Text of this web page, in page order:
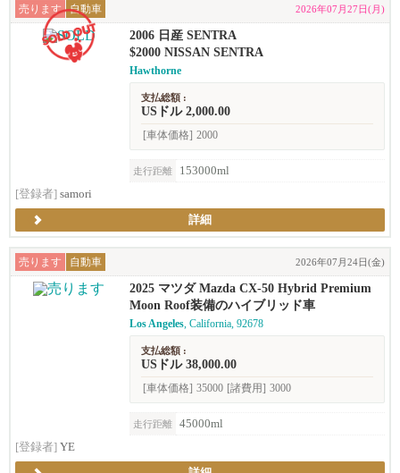
売ります 自動車 2026年07月27日(月)
2006 日産 SENTRA
$2000 NISSAN SENTRA
Hawthorne
支払総額 :
USドル 2,000.00
[車体価格] 2000
走行距離
153000ml
[登録者] samori
詳細
売ります 自動車 2026年07月24日(金)
2025 マツダ Mazda CX-50 Hybrid Premium
Moon Roof装備のハイブリッド車
Los Angeles, California, 92678
支払総額 :
USドル 38,000.00
[車体価格] 35000 [諸費用] 3000
走行距離
45000ml
[登録者] YE